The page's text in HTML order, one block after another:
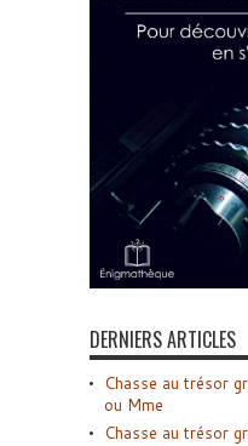
DERNIERS ARTICLES
Chasse au trésor
ou Mme
Chasse au trésor